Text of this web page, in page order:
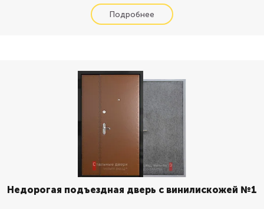
Недорогая подъездная дверь с винилискожей №1